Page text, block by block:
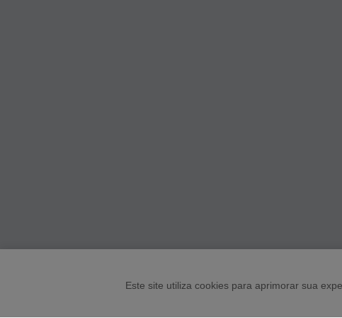
Este site utiliza cookies para aprimorar sua